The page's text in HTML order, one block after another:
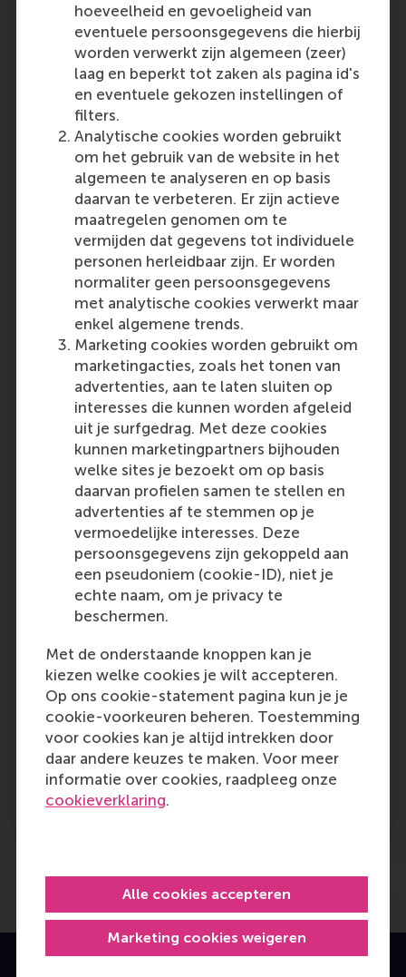
hoeveelheid en gevoeligheid van
eventuele persoonsgegevens die hierbij
worden verwerkt zijn algemeen (zeer)
laag en beperkt tot zaken als pagina id's
en eventuele gekozen instellingen of
filters.
Analytische cookies worden gebruikt
om het gebruik van de website in het
algemeen te analyseren en op basis
daarvan te verbeteren. Er zijn actieve
maatregelen genomen om te
vermijden dat gegevens tot individuele
personen herleidbaar zijn. Er worden
normaliter geen persoonsgegevens
met analytische cookies verwerkt maar
enkel algemene trends.
Marketing cookies worden gebruikt om
marketingacties, zoals het tonen van
advertenties, aan te laten sluiten op
interesses die kunnen worden afgeleid
uit je surfgedrag. Met deze cookies
kunnen marketingpartners bijhouden
welke sites je bezoekt om op basis
daarvan profielen samen te stellen en
advertenties af te stemmen op je
vermoedelijke interesses. Deze
persoonsgegevens zijn gekoppeld aan
een pseudoniem (cookie-ID), niet je
echte naam, om je privacy te
beschermen.
Met de onderstaande knoppen kan je
kiezen welke cookies je wilt accepteren.
Op ons cookie-statement pagina kun je je
cookie-voorkeuren beheren. Toestemming
voor cookies kan je altijd intrekken door
daar andere keuzes te maken. Voor meer
informatie over cookies, raadpleeg onze
cookieverklaring.
Marketing cookies weigeren
Alle cookies accepteren
Friday, 31 October 2008
Terugkeer expats veronachtzaamd:
Terugkeertrainingen hebben verborgen
agenda’s
Outlet:
Wereld Expat.nl Media Type:
Unknown
Tuesday, 28 October 2008
Toenemend tekort vrijwilligers
onderwerp van symposium
Outlet:
De Stentor/Zwolse Courant Media Type:
Unknown
Friday, 24 October 2008
Veranderen is voor anderen
Outlet:
Binnenlands Bestuur Media Type:
Unknown
Friday, 17 October 2008
Arendo Schreurs en Mirdita Elstak naar
Mirdita Elstak has begun as Senior Consultatnt
in International Accounts at Publicis
Consultants | Van Sluis.
Outlet:
Communicatie Media Type:
Online
Thursday, 16 October 2008
Previous 1 … 1322 1323 1324 1325